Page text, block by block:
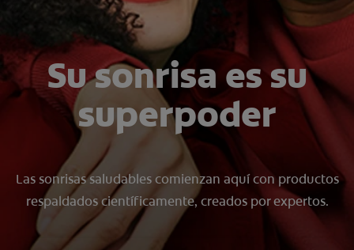
PARA PROFESIONALES
CUPONES
US (ES)
Su sonrisa es su
superpoder
Las sonrisas saludables comienzan aquí con productos
respaldados científicamente, creados por expertos.